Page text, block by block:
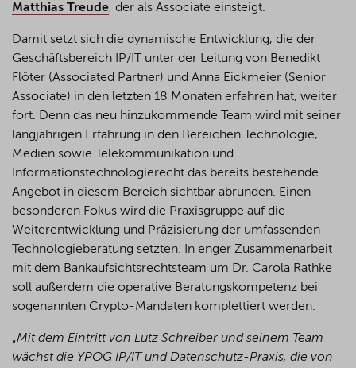
For more details, see the cookie settings and our
Matthias Treude, der als Associate einsteigt.
Damit setzt sich die dynamische Entwicklung, die der
Geschäftsbereich IP/IT unter der Leitung von Benedikt
Flöter (Associated Partner) und Anna Eickmeier (Senior
Associate) in den letzten 18 Monaten erfahren hat, weiter
fort. Denn das neu hinzukommende Team wird mit seiner
langjährigen Erfahrung in den Bereichen Technologie,
Medien sowie Telekommunikation und
Informationstechnologierecht das bereits bestehende
Angebot in diesem Bereich sichtbar abrunden. Einen
besonderen Fokus wird die Praxisgruppe auf die
Weiterentwicklung und Präzisierung der umfassenden
Technologieberatung setzten. In enger Zusammenarbeit
mit dem Bankaufsichtsrechtsteam um Dr. Carola Rathke
soll außerdem die operative Beratungskompetenz bei
sogenannten Crypto-Mandaten komplettiert werden.
„Mit dem Eintritt von Lutz Schreiber und seinem Team
wächst die YPOG IP/IT und Datenschutz-Praxis, die von